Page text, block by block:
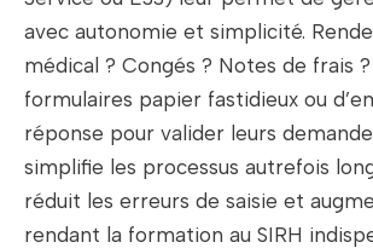
avec autonomie et simplicité.
médical ? Congés ? Notes de frais
formulaires papier fastidieux ou
réponse pour valider leurs
simplifie les processus autrefois
réduit les erreurs de saisie et
rendant la formation au SIRH